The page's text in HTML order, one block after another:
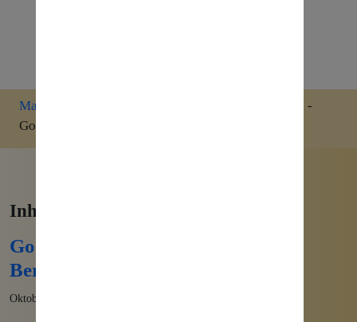
Marketing
Mediathek -
Google Analytics 4
Inhalte zum Thema:
Google Analytics 4 Berichte und
Berichtssammlungen erstellen
Oktober 23rd, 2022